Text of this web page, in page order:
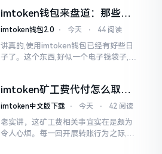
据助记词来生成的,通俗讲
imtoken钱包来盘道：那些踩
过的坑和保命招
imtoken钱包2.0 ⋅ 今天 ⋅ 44 阅读
讲真的,使用imtoken钱包已经有好些日
子了。这个东西,好似一个电子钱袋子,里
却提心吊胆、神经紧绷。
imtoken矿工费代付怎么取
消？老手教你几招
imtoken中文版下载 ⋅ 今天 ⋅ 42 阅读
老实讲，这矿工费相关事宜实在是颇为
令人心烦。每一回开展转账行为之际,就